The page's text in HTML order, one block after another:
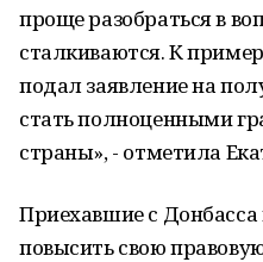
проще разобраться в
сталкиваются. К
подал заявление на
стать полноценными
страны», - отметила
Приехавшие с
повысить свою